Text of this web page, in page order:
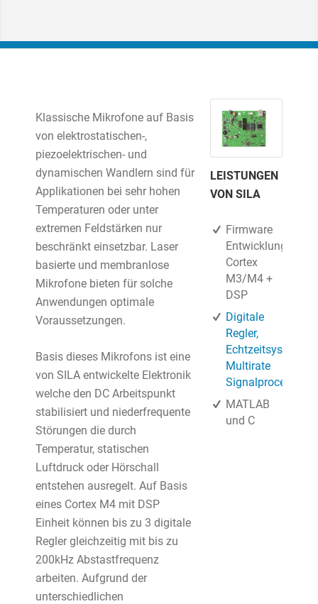
Klassische Mikrofone auf Basis
von elektrostatischen-,
piezoelektrischen- und
dynamischen Wandlern sind für
Applikationen bei sehr hohen
Temperaturen oder unter
extremen Feldstärken nur
beschränkt einsetzbar. Laser
basierte und membranlose
Mikrofone bieten für solche
Anwendungen optimale
Voraussetzungen.
Basis dieses Mikrofons ist eine
von SILA entwickelte Elektronik
welche den DC Arbeitspunkt
stabilisiert und niederfrequente
Störungen die durch
Temperatur, statischen
Luftdruck oder Hörschall
entstehen ausregelt. Auf Basis
eines Cortex M4 mit DSP
Einheit können bis zu 3 digitale
Regler gleichzeitig mit bis zu
200kHz Abstastfrequenz
arbeiten. Aufgrund der
unterschiedlichen
LEISTUNGEN
VON SILA
Firmware
Entwicklung,
Cortex
M3/M4 +
DSP
Digitale
Regler,
Echtzeitsysteme,
Multirate
Signalprocessing
MATLAB
und C